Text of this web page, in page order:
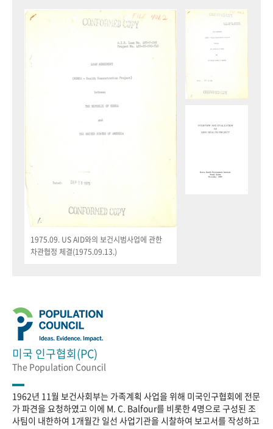
1975.09. US AID와의 보건시범사업에 관한
차관협정 체결(1975.09.13.)
미국 인구협회(PC)
The Population Council
1962년 11월 보건사회부는 가족계획 사업을 위해 미국인구협회에 전문
가 파견을 요청하였고 이에 M. C. Balfour를 비롯한 4명으로 구성된 조
사팀이 내한하여 1개월간 일선 사업기관을 시찰하여 보고서를 작성하고